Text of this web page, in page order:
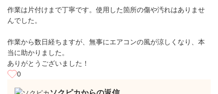
作業は片付けまで丁寧です。使用した箇所の傷や汚れはありませ
んでした。
作業から数日経ちますが、無事にエアコンの風が涼しくなり、本
当に助かりました。
ありがとうございました！
0